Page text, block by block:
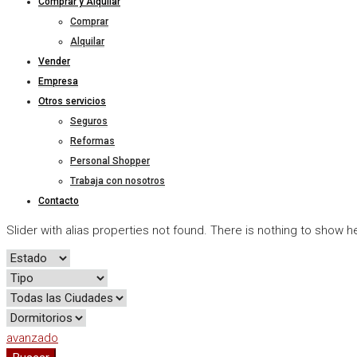
Comprar
Alquilar
Vender
Empresa
Otros servicios
Seguros
Reformas
Personal Shopper
Trabaja con nosotros
Contacto
Slider with alias properties not found. There is nothing to show
avanzado